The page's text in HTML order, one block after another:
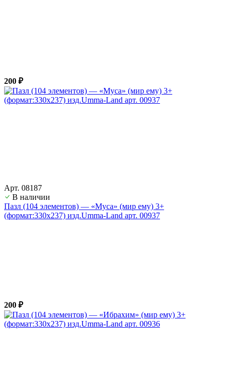
200 ₽
Арт. 08187
В наличии
Пазл (104 элементов) — «Муса» (мир ему) 3+
(формат:330х237) изд.Umma-Land арт. 00937
200 ₽